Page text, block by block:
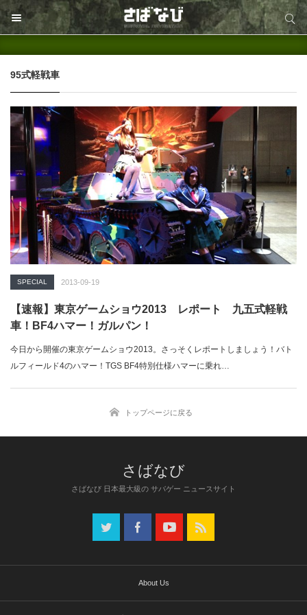
サイト内検索
95式軽戦車
SPECIAL 2013-09-19
【速報】東京ゲームショウ2013 レポート 九五式軽戦
車！BF4ハマー！ガルパン！
今日から開催の東京ゲームショウ2013。さっそくレポートしましょう！バト
ルフィールド4のハマー！TGS BF4特別仕様ハマーに乗れ…
トップページに戻る
さばなび 日本最大級の サバゲー ニュースサイト
About Us
サイト内検索